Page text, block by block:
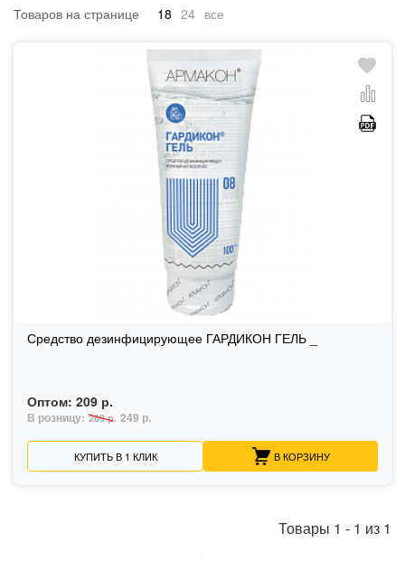
Товаров на странице 18 24 все
Средство дезинфицирующее ГАРДИКОН ГЕЛЬ _
Оптом: 209 р.
В розницу: 269 р. 249 р.
КУПИТЬ В 1 КЛИК В КОРЗИНУ
Товары 1 - 1 из 1